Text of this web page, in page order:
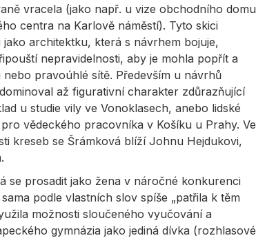
vracela (jako např. u vize obchodního domu
centra na Karlově náměstí). Tyto skici
architektku, která s návrhem bojuje,
nepravidelnosti, aby je mohla popřít a
pravoúhlé sítě. Především u návrhů
až figurativní charakter zdůrazňující
u studie vily ve Vonoklasech, anebo lidské
vědeckého pracovníka v Košíku u Prahy. Ve
kreseb se Šrámková blíží Johnu Hejdukovi,
se prosadit jako žena v náročné konkurenci
podle vlastních slov spíše „patřila k těm
možnosti sloučeného vyučování a
gymnázia jako jediná dívka (rozhlasové